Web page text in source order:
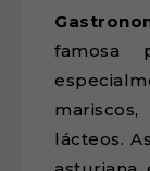
famosa
lácteos.